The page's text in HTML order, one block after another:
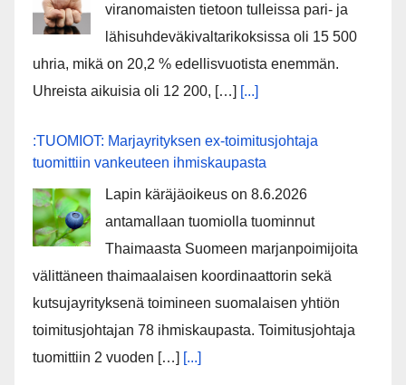
viranomaisten tietoon tulleissa pari- ja
lähisuhdeväkivaltarikoksissa oli 15 500
uhria, mikä on 20,2 % edellisvuotista enemmän.
Uhreista aikuisia oli 12 200, […] [...]
:TUOMIOT: Marjayrityksen ex-toimitusjohtaja
tuomittiin vankeuteen ihmiskaupasta
Lapin käräjäoikeus on 8.6.2026
antamallaan tuomiolla tuominnut
Thaimaasta Suomeen marjanpoimijoita
välittäneen thaimaalaisen koordinaattorin sekä
kutsujayrityksenä toimineen suomalaisen yhtiön
toimitusjohtajan 78 ihmiskaupasta. Toimitusjohtaja
tuomittiin 2 vuoden […] [...]